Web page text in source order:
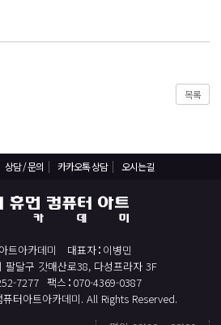
목록
상담 / 문의 카카오톡 상담 오시는길
트아카데미 대표자 이병민
팔달구 갓매산로38, 다성프라자 3F
7277 팩스 070-4369-0387
터아트아카데미. All Rights Reserved.
자(정보처리산업기사)(과정평가형)
1급/전산세무2급/FAT1급/TAT2급]
취득과정
급)
과정
과정